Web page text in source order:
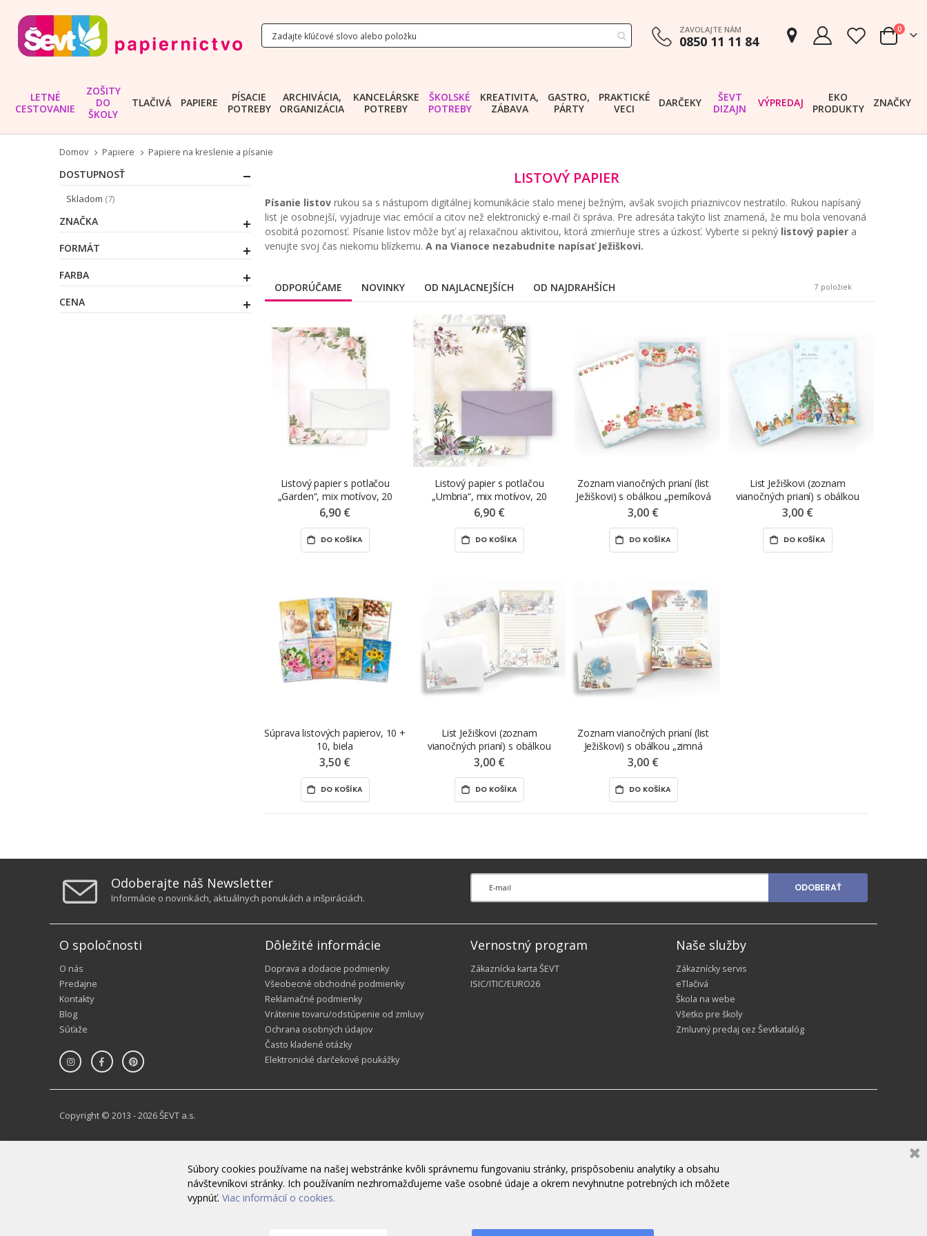
ZAVOLAJTE NÁM
0850 11 11 84 Cart
0
LETNÉ
CESTOVANIE
ZOŠITY
DO
ŠKOLY
TLAČIVÁ PAPIERE
PÍSACIE
POTREBY
ARCHIVÁCIA,
ORGANIZÁCIA
KANCELÁRSKE
POTREBY
ŠKOLSKÉ
POTREBY
KREATIVITA,
ZÁBAVA
GASTRO,
PÁRTY
PRAKTICKÉ
VECI
DARČEKY
ŠEVT
DIZAJN
VÝPREDAJ
EKO
PRODUKTY
ZNAČKY
Domov Papiere Papiere na kreslenie a písanie
LISTOVÝ PAPIER
Písanie listov rukou sa s nástupom digitálnej komunikácie stalo menej bežným, avšak svojich priaznivcov nestratilo. Rukou napísaný
list je osobnejší, vyjadruje viac emócií a citov než elektronický e-mail či správa. Pre adresáta takýto list znamená, že mu bola venovaná
osobitá pozornosť. Písanie listov môže byť aj relaxačnou aktivitou, ktorá zmierňuje stres a úzkosť. Vyberte si pekný listový papier a
venujte svoj čas niekomu blízkemu. A na Vianoce nezabudnite napísať Ježiškovi.
ODPORÚČAME NOVINKY OD NAJLACNEJŠÍCH OD NAJDRAHŠÍCH 7 položiek
Listový papier s potlačou
„Garden“, mix motívov, 20
hárkov a 10 DL obálok
6,90 €
DO KOŠÍKA
Listový papier s potlačou
„Umbria“, mix motívov, 20
hárkov a 10 DL obálok
6,90 €
DO KOŠÍKA
Zoznam vianočných prianí (list
Ježiškovi) s obálkou „perníková
chalúpka“, 2 ks
3,00 €
DO KOŠÍKA
List Ježiškovi (zoznam
vianočných prianí) s obálkou
„zvieratká a domčeky“, 2 ks
3,00 €
DO KOŠÍKA
Súprava listových papierov, 10 +
10, biela
3,50 €
DO KOŠÍKA
List Ježiškovi (zoznam
vianočných prianí) s obálkou
„zvieratká“, 2 ks
3,00 €
DO KOŠÍKA
Zoznam vianočných prianí (list
Ježiškovi) s obálkou „zimná
krajina“, 2 ks
3,00 €
DO KOŠÍKA
DOSTUPNOSŤ
Skladom 7
položky
ZNAČKA
FORMÁT
FARBA
CENA
Odoberajte náš Newsletter
Informácie o novinkách, aktuálnych ponukách a inšpiráciách.
ODOBERAŤ
O spoločnosti
O nás
Predajne
Kontakty
Blog
Súťaže
Dôležité informácie
Doprava a dodacie podmienky
Všeobecné obchodné podmienky
Reklamačné podmienky
Vrátenie tovaru/odstúpenie od zmluvy
Ochrana osobných údajov
Často kladené otázky
Elektronické darčekové poukážky
Vernostný program
Zákaznícka karta ŠEVT
ISIC/ITIC/EURO26
Naše služby
Zákaznícky servis
eTlačivá
Škola na webe
Všetko pre školy
Zmluvný predaj cez Ševtkatalóg
Copyright © 2013 - 2026 ŠEVT a.s.
Súbory cookies používame na našej webstránke kvôli správnemu fungovaniu stránky, prispôsobeniu analytiky a obsahu
návštevníkovi stránky. Ich používaním nezhromažďujeme vaše osobné údaje a okrem nevyhnutne potrebných ich môžete
vypnúť. Viac informácií o cookies.